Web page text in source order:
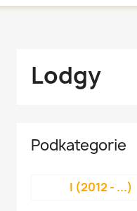
Lodgy
Podkategorie
I (2012 - ...)